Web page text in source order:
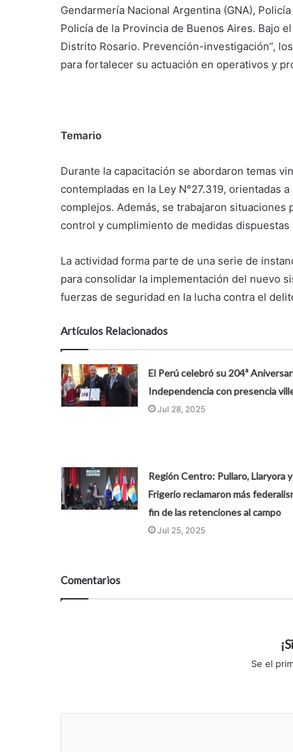
Gendarmería Nacional Argentina (GNA),
Policía de la Provincia de Buenos Aires. Bajo
Distrito Rosario. Prevención-investigación”,
para fortalecer su actuación en operativos y
Temario
Durante la capacitación se abordaron temas
contempladas en la Ley N°27.319, orientadas
complejos. Además, se trabajaron situaciones
control y cumplimiento de medidas
La actividad forma parte de una serie de
para consolidar la implementación del nuevo
fuerzas de seguridad en la lucha contra el
Artículos Relacionados
El Perú celebró su 204ª
Independencia con presencia
Jul 28, 2025
Región Centro: Pullaro, Llaryora y
Frigerio reclamaron más
fin de las retenciones al campo
Jul 25, 2025
Comentarios
Se el